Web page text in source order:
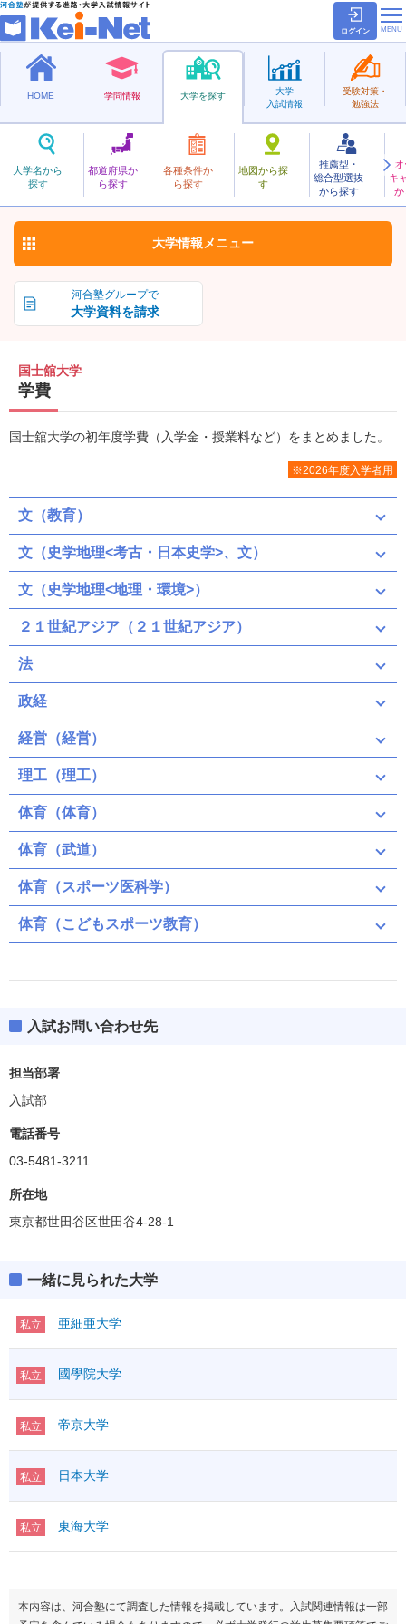
ログイン
HOME 学問情報 大学を探す
大学名から
探す
都道府県か
ら探す
各種条件か
ら探す
地図から探
す
推薦型・
総合型選抜
から探す
キ
か
大学
入試情報
受験対策・
勉強法
私立
こくしかん
国士舘大学 お気に入り
河合塾グループで
大学資料を請求
大学情報 メニュー
国士舘大学
学費
国士舘大学の初年度学費（入学金・授業料など）をまとめました。
※2026年度入学者用
文（教育）
文（史学地理<考古・日本史学>、文）
文（史学地理<地理・環境>）
２１世紀アジア（２１世紀アジア）
法
政経
経営（経営）
理工（理工）
体育（体育）
体育（武道）
体育（スポーツ医科学）
体育（こどもスポーツ教育）
入試お問い合わせ先
担当部署
入試部
電話番号
03-5481-3211
所在地
東京都世田谷区世田谷4-28-1
一緒に見られた大学
私立 亜細亜大学
私立 國學院大学
私立 帝京大学
私立 日本大学
私立 東海大学
本内容は、河合塾にて調査した情報を掲載しています。入試関連情報は一部